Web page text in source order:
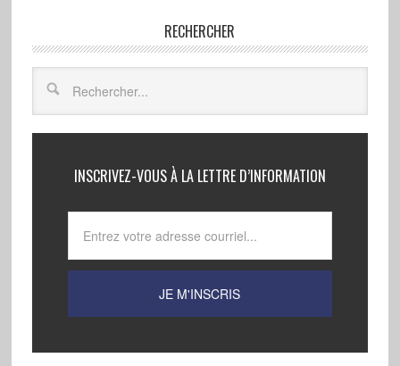
RECHERCHER
INSCRIVEZ-VOUS À LA LETTRE D’INFORMATION